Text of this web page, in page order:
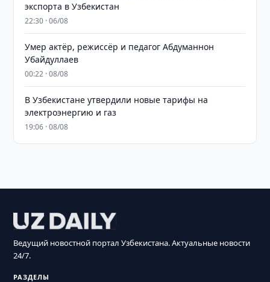
экспорта в Узбекистан
22:30 · 06/08
Умер актёр, режиссёр и педагог Абдуманнон
Убайдуллаев
00:22 · 08/08
В Узбекистане утвердили новые тарифы на
электроэнергию и газ
19:06 · 08/08
Ведущий новостной портал Узбекистана. Актуальные новости
24/7.
РАЗДЕЛЫ